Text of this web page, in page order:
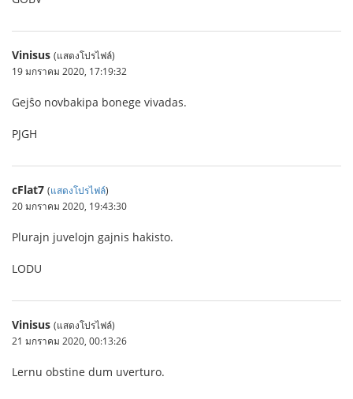
Vinisus (แสดงโปรไฟล์)
19 มกราคม 2020, 17:19:32
Gejŝo novbakipa bonege vivadas.
PJGH
cFlat7 (แสดงโปรไฟล์)
20 มกราคม 2020, 19:43:30
Plurajn juvelojn gajnis hakisto.
LODU
Vinisus (แสดงโปรไฟล์)
21 มกราคม 2020, 00:13:26
Lernu obstine dum uverturo.